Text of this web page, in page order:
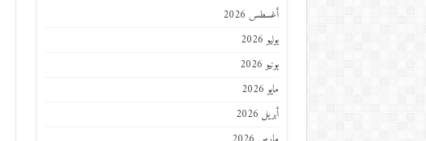
أغسطس 2026
يوليو 2026
يونيو 2026
مايو 2026
أبريل 2026